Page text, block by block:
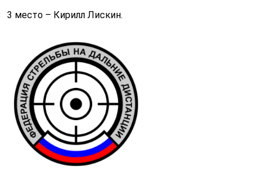
3 место – Кирилл Лискин.